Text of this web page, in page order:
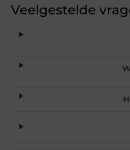
Veelgestelde